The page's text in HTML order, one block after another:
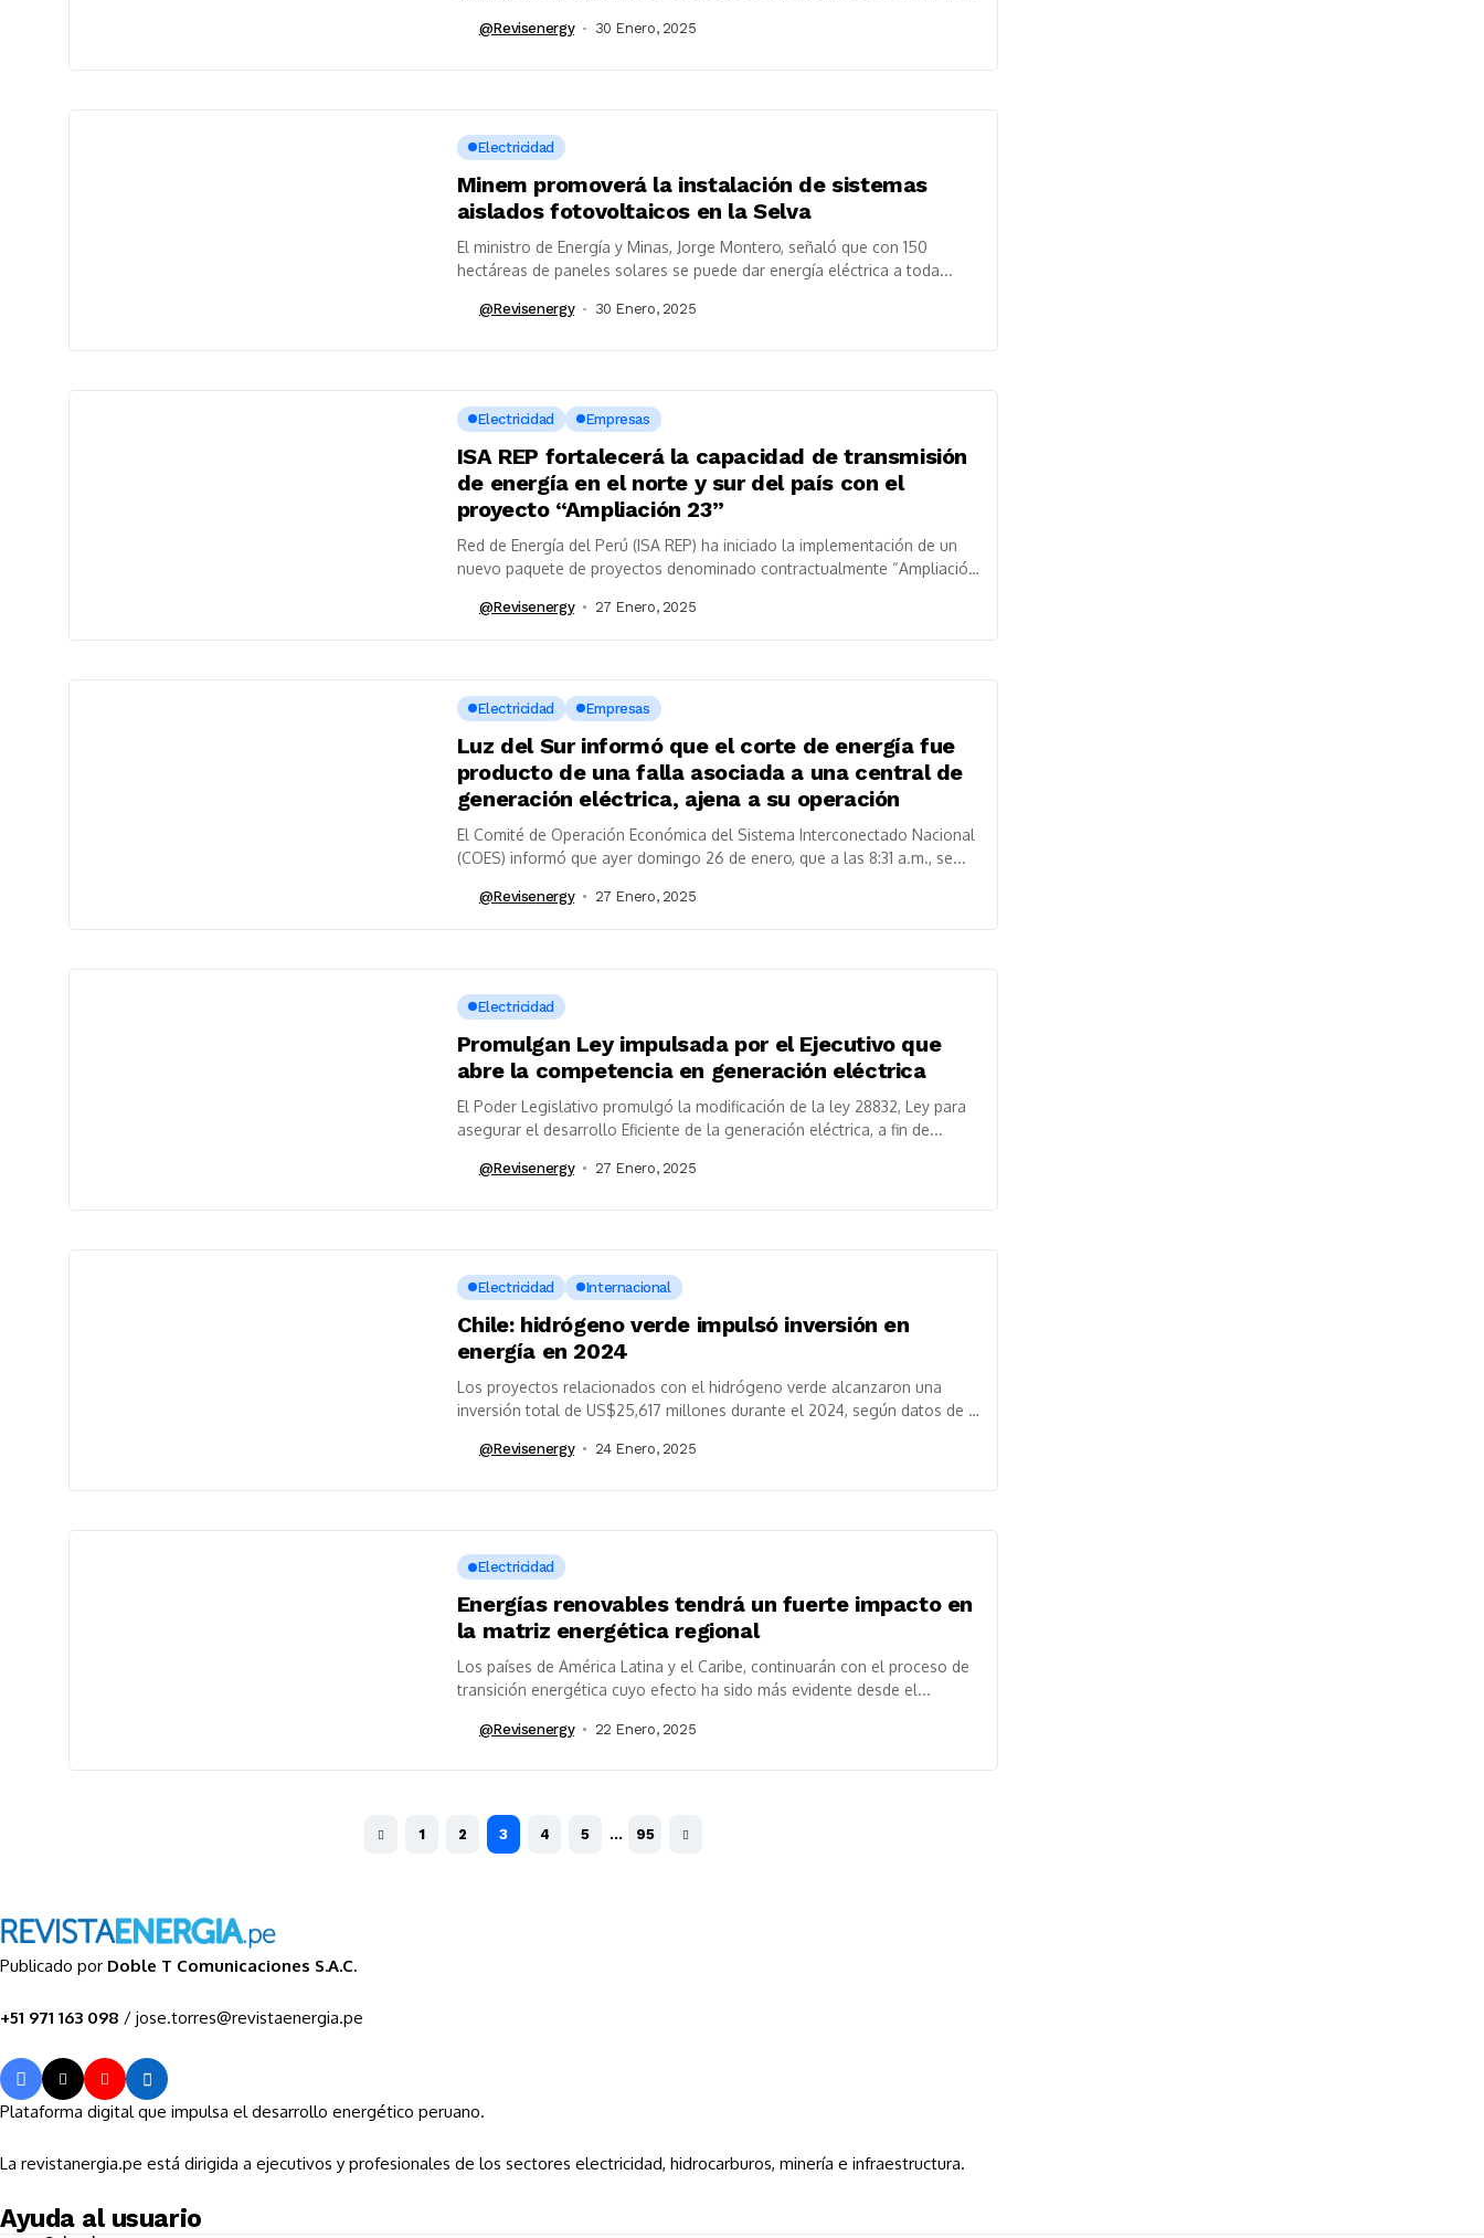
@revisenergy 30 Enero, 2025
Electricidad
Minem promoverá la instalación de sistemas
aislados fotovoltaicos en la Selva
El ministro de Energía y Minas, Jorge Montero, señaló que con 150
hectáreas de paneles solares se puede dar energía eléctrica a toda...
@revisenergy 30 Enero, 2025
Electricidad Empresas
ISA REP fortalecerá la capacidad de transmisión
de energía en el norte y sur del país con el
proyecto “Ampliación 23”
Red de Energía del Perú (ISA REP) ha iniciado la implementación de un
nuevo paquete de proyectos denominado contractualmente “Ampliación
@revisenergy 27 Enero, 2025
Electricidad Empresas
Luz del Sur informó que el corte de energía fue
producto de una falla asociada a una central de
generación eléctrica, ajena a su operación
El Comité de Operación Económica del Sistema Interconectado Nacional
(COES) informó que ayer domingo 26 de enero, que a las 8:31 a.m., se...
@revisenergy 27 Enero, 2025
Electricidad
Promulgan Ley impulsada por el Ejecutivo que
abre la competencia en generación eléctrica
El Poder Legislativo promulgó la modificación de la ley 28832, Ley para
asegurar el desarrollo Eficiente de la generación eléctrica, a fin de...
@revisenergy 27 Enero, 2025
Electricidad Internacional
Chile: hidrógeno verde impulsó inversión en
energía en 2024
Los proyectos relacionados con el hidrógeno verde alcanzaron una
inversión total de US$25,617 millones durante el 2024, según datos de la
@revisenergy 24 Enero, 2025
Electricidad
Energías renovables tendrá un fuerte impacto en
la matriz energética regional
Los países de América Latina y el Caribe, continuarán con el proceso de
transición energética cuyo efecto ha sido más evidente desde el...
@revisenergy 22 Enero, 2025
1 2 3 4 5 … 95
Publicado por Doble T Comunicaciones S.A.C.
+51 971 163 098 / jose.torres@revistaenergia.pe
Plataforma digital que impulsa el desarrollo energético peruano.
La revistanergia.pe está dirigida a ejecutivos y profesionales de los sectores electricidad, hidrocarburos, minería e infraestructura.
Ayuda al usuario